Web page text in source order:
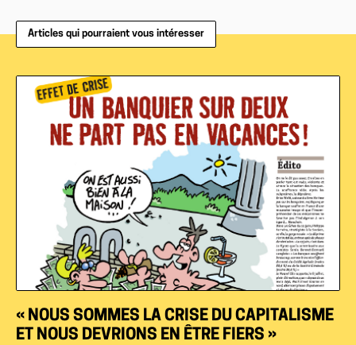
Articles qui pourraient vous intéresser
« NOUS SOMMES LA CRISE DU CAPITALISME
ET NOUS DEVRIONS EN ÊTRE FIERS »